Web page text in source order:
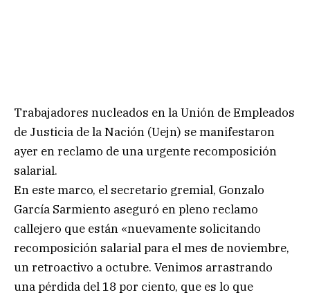
Trabajadores nucleados en la Unión de Empleados
de Justicia de la Nación (Uejn) se manifestaron
ayer en reclamo de una urgente recomposición
salarial.
En este marco, el secretario gremial, Gonzalo
García Sarmiento aseguró en pleno reclamo
callejero que están «nuevamente solicitando
recomposición salarial para el mes de noviembre,
un retroactivo a octubre. Venimos arrastrando
una pérdida del 18 por ciento, que es lo que